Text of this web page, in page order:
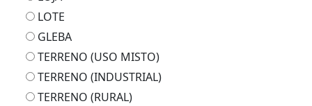
LOTE
GLEBA
TERRENO (USO MISTO)
TERRENO (INDUSTRIAL)
TERRENO (RURAL)